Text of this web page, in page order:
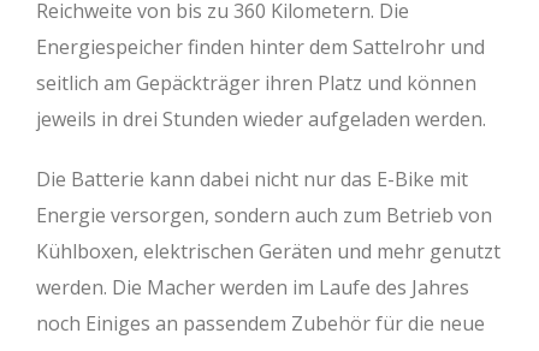
Reichweite von bis zu 360 Kilometern. Die
Energiespeicher finden hinter dem Sattelrohr und
seitlich am Gepäckträger ihren Platz und können
jeweils in drei Stunden wieder aufgeladen werden.
Die Batterie kann dabei nicht nur das E-Bike mit
Energie versorgen, sondern auch zum Betrieb von
Kühlboxen, elektrischen Geräten und mehr genutzt
werden. Die Macher werden im Laufe des Jahres
noch Einiges an passendem Zubehör für die neue